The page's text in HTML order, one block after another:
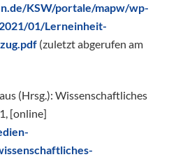
KSW/portale/mapw/wp-
01/Lerneinheit-
(zuletzt abgerufen am
(Hrsg.): Wissenschaftliches
[online]